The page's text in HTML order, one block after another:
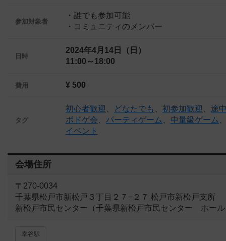
参加対象者
・誰でも参加可能
・コミュニティのメンバー
日時
2024年4月14日（日）
11:00～18:00
費用 ¥ 500
タグ
初心者歓迎 どなたでも 初参加歓迎
途
ボドゲ会
パーティゲーム 中量級ゲーム
イベント
会場住所
〒270-0034
千葉県松戸市新松戸３丁目２７−２７ 松戸市新松戸支所
新松戸市民センター（千葉県新松戸市民センター ホー
幸谷駅